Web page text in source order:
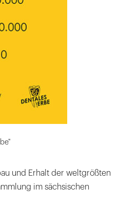
und Erhalt der weltgrößten
im sächsischen